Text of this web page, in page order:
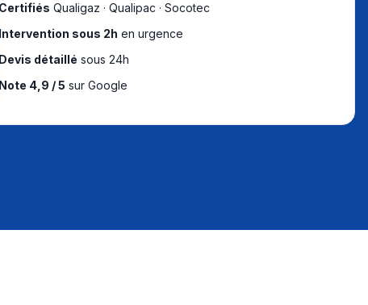
Certifiés Qualigaz · Qualipac · Socotec
Intervention sous 2h en urgence
Devis détaillé sous 24h
Note 4,9 / 5 sur Google